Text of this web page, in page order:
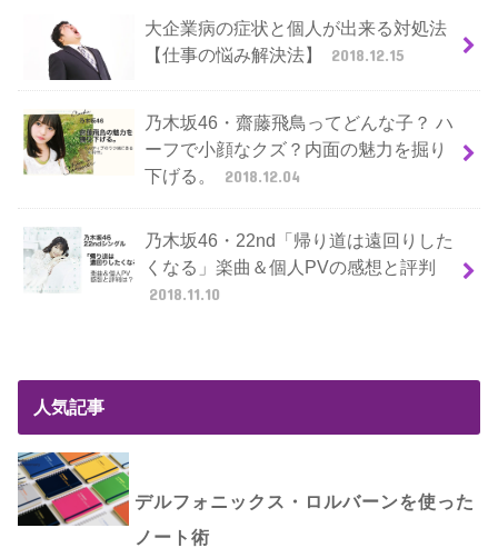
大企業病の症状と個人が出来る対処法
【仕事の悩み解決法】
2018.12.15
乃木坂46・齋藤飛鳥ってどんな子？ ハ
ーフで小顔なクズ？内面の魅力を掘り
下げる。
2018.12.04
乃木坂46・22nd「帰り道は遠回りした
くなる」楽曲＆個人PVの感想と評判
2018.11.10
人気記事
デルフォニックス・ロルバーンを使った
ノート術